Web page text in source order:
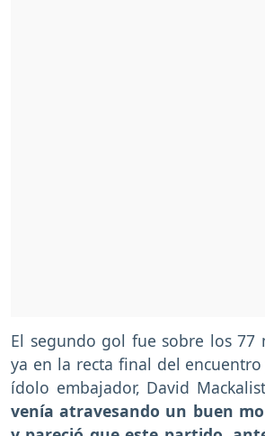
El segundo gol fue sobre los 77
ya en la recta final del
ídolo embajador, David
venía atravesando un buen